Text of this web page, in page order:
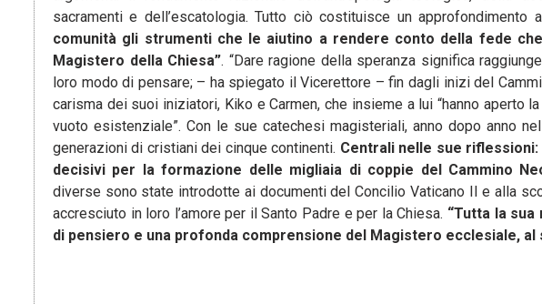
sacramenti e dell’escatologia. Tutto ciò costituisce un approfondimento
comunità gli strumenti che le aiutino a rendere conto della fede
Magistero della Chiesa”. “Dare ragione della speranza significa
loro modo di pensare; – ha spiegato il Vicerettore – fin dagli inizi del
carisma dei suoi iniziatori, Kiko e Carmen, che insieme a lui “hanno aperto
vuoto esistenziale”. Con le sue catechesi magisteriali, anno dopo anno
generazioni di cristiani dei cinque continenti. Centrali nelle sue
decisivi per la formazione delle migliaia di coppie del Cammino
diverse sono state introdotte ai documenti del Concilio Vaticano II e alla
accresciuto in loro l’amore per il Santo Padre e per la Chiesa. “Tutta la
di pensiero e una profonda comprensione del Magistero ecclesiale, al